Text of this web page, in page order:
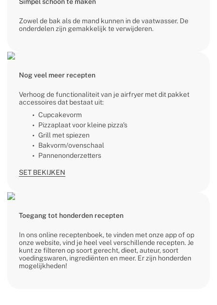
Simpel schoon te maken
Zowel de bak als de mand kunnen in de vaatwasser. De
onderdelen zijn gemakkelijk te verwijderen.
Nog veel meer recepten
Verhoog de functionaliteit van je airfryer met dit pakket
accessoires dat bestaat uit:
Cupcakevorm
Pizzaplaat voor kleine pizza's
Grill met spiezen
Bakvorm/ovenschaal
Pannenonderzetters
SET BEKIJKEN
Toegang tot honderden recepten
In ons online receptenboek, te vinden met onze app of op
onze website, vind je heel veel verschillende recepten. Je
kunt ze filteren op soort gerecht, dieet, auteur, soort
voedingswaren, ingrediënten en meer. Er zijn honderden
mogelijkheden!